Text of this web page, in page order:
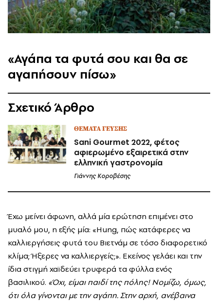
«Αγάπα τα φυτά σου και θα σε
αγαπήσουν πίσω»
Σχετικό Άρθρο
ΘΕΜΑΤΑ ΓΕΥΣΗΣ
Sani Gourmet 2022, φέτος
αφιερωμένο εξαιρετικά στην
ελληνική γαστρονομία
Γιάννης Κοροβέσης
Έχω μείνει άφωνη, αλλά μία ερώτηση επιμένει στο
μυαλό μου, η εξής μία: «Hung, πώς κατάφερες να
καλλιεργήσεις φυτά του Βιετνάμ σε τόσο διαφορετικό
κλίμα; Ήξερες να καλλιεργείς;». Εκείνος γελάει και την
ίδια στιγμή χαϊδεύει τρυφερά τα φύλλα ενός
βασιλικού. «Όχι, είμαι παιδί της πόλης! Νομίζω, όμως,
ότι όλα γίνονται με την αγάπη. Στην αρχή, ανέβαινα